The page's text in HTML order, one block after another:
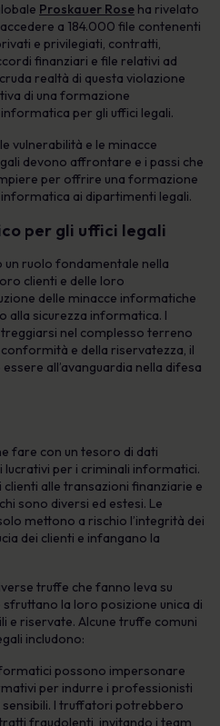
Proskauer Rose ha rivelato
a 184.000 file contenenti
e privilegiati, contratti,
finanziari e file relativi ad
realtà di questa violazione
di una formazione
per gli uffici legali.
vulnerabilità e le minacce
devono affrontare e i passi che
per offrire una formazione
ai dipartimenti legali.
per gli uffici legali
ruolo fondamentale nella
clienti e delle loro
delle minacce informatiche
alla sicurezza informatica. I
nel complesso terreno
e della riservatezza, il
all’avanguardia nella difesa
fare con un tesoro di dati
lucrativi per i criminali informatici.
alle transazioni finanziarie e
sono diversi ed estesi. Le
mettono a rischio l’integrità dei
dei clienti e infangano la
truffe che fanno leva su
la loro posizione unica di
e riservate. Alcune truffe comuni
includono:
possono impersonare
per indurre i professionisti
I truffatori potrebbero
fraudolenti, invitando i team